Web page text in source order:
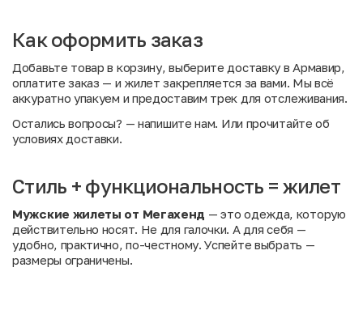
Как оформить заказ
Добавьте товар в корзину, выберите доставку в Армавир,
оплатите заказ — и жилет закрепляется за вами. Мы всё
аккуратно упакуем и предоставим трек для отслеживания.
Остались вопросы? — напишите нам. Или прочитайте об
условиях доставки.
Стиль + функциональность = жилет
Мужские жилеты от Мегахенд — это одежда, которую
действительно носят. Не для галочки. А для себя —
удобно, практично, по-честному. Успейте выбрать —
размеры ограничены.